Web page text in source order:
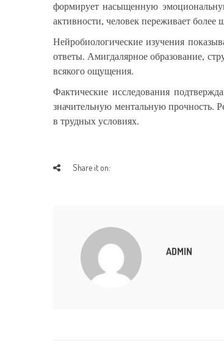
формирует насыщенную
активности, человек переживает
Нейробиологические изучения
ответы. Амигдалярное образование,
всякого ощущения.
Фактические исследования
значительную ментальную прочность.
в трудных условиях.
Share it on:
ADMIN